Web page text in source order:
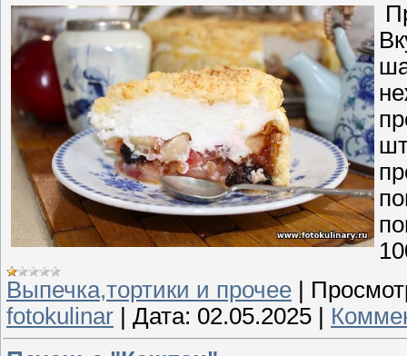
Выпечка,тортики и прочее
fotokulinar
Дата: 02.05.2025